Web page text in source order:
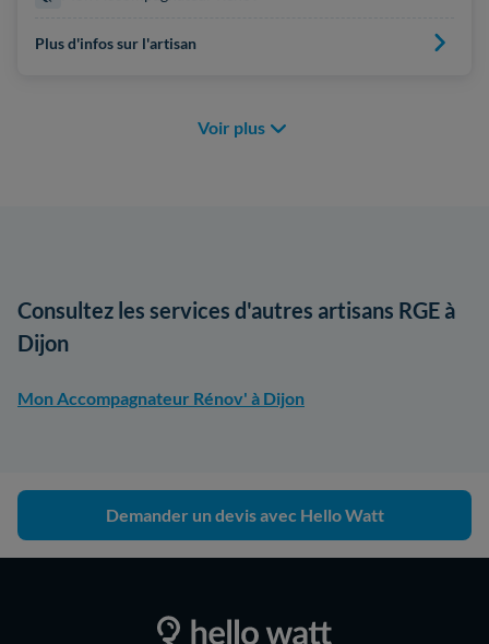
Plus d'infos sur l'artisan
Voir plus
Consultez les services d'autres artisans RGE à
Dijon
Mon Accompagnateur Rénov' à Dijon
Demander un devis avec Hello Watt